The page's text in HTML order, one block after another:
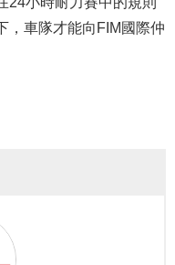
，車隊才能向FIM國際仲